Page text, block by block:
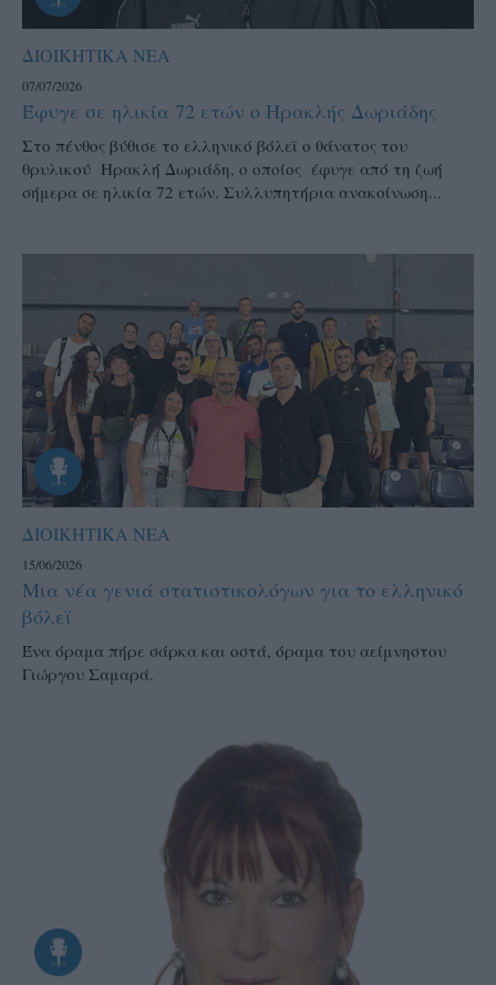
ΔΙΟΙΚΗΤΙΚΑ ΝΕΑ
07/07/2026
Έφυγε σε ηλικία 72 ετών ο Ηρακλής Δωριάδης
Στο πένθος βύθισε το ελληνικό βόλεϊ ο θάνατος του
θρυλικού Ηρακλή Δωριάδη, ο οποίος έφυγε από τη ζωή
σήμερα σε ηλικία 72 ετών. Συλλυπητήρια ανακοίνωση...
ΔΙΟΙΚΗΤΙΚΑ ΝΕΑ
15/06/2026
Μια νέα γενιά στατιστικολόγων για το ελληνικό
βόλεϊ
Ένα όραμα πήρε σάρκα και οστά, όραμα του αείμνηστου
Γιώργου Σαμαρά.